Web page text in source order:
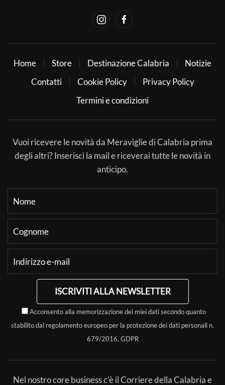
Home Store Destinazione Calabria
Notizie
Contatti
Cookie Policy
Privacy Policy
Termini e condizioni
Vuoi ricevere le novità da Meraviglie di Calabria prima
degli altri? Inserisci la mail e riceverai tutte le novità in
anticipo.
ISCRIVITI ALLA NEWSLETTER
Acconsento alla memorizzazione dei miei dati secondo quanto
stabilito dal regolamento europeo per la protezione dei dati personali n.
679/2016, GDPR
Nel nostro core business c’è il Corriere della Calabria e